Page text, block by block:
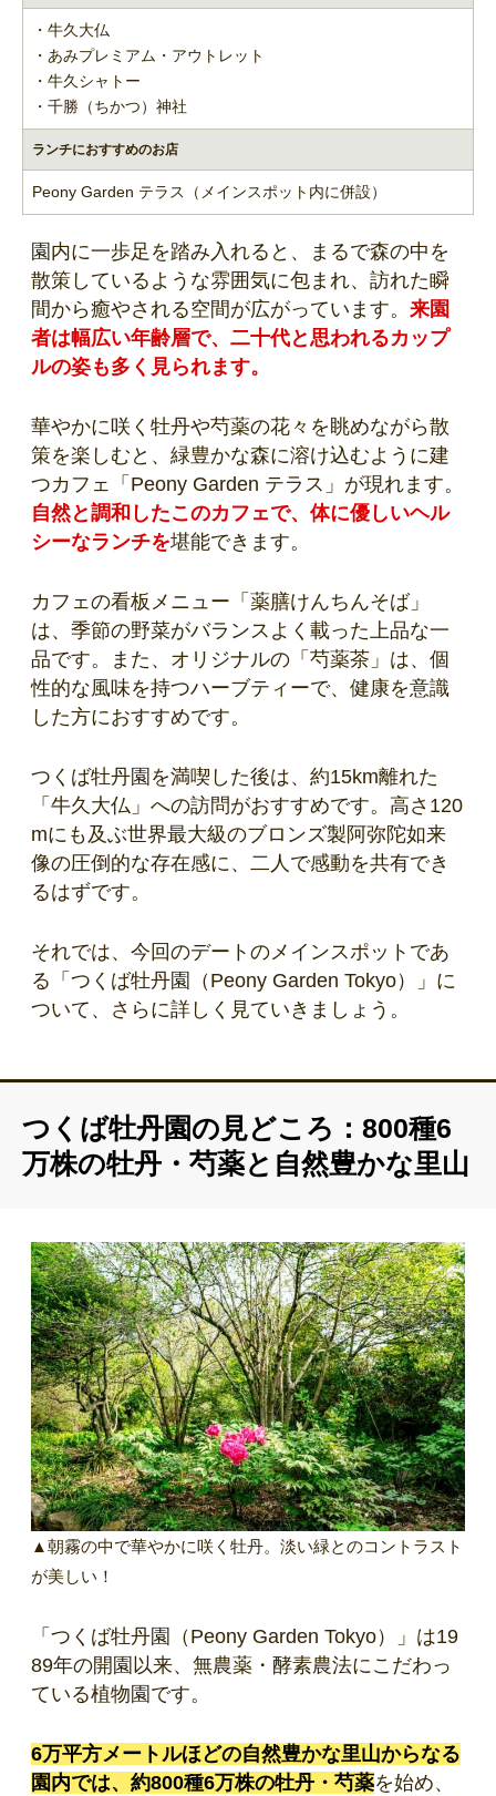
・牛久大仏
・あみプレミアム・アウトレット
・牛久シャトー
・千勝（ちかつ）神社
ランチにおすすめのお店
Peony Garden テラス（メインスポット内に併設）
園内に一歩足を踏み入れると、まるで森の中を
散策しているような雰囲気に包まれ、訪れた瞬
間から癒やされる空間が広がっています。 来園
者は幅広い年齢層で、二十代と思われるカップ
ルの姿も多く見られます。
華やかに咲く牡丹や芍薬の花々を眺めながら散
策を楽しむと、緑豊かな森に溶け込むように建
つカフェ「Peony Garden テラス」が現れます。
自然と調和したこのカフェで、体に優しいヘル
シーなランチを堪能できます。
カフェの看板メニュー「薬膳けんちんそば」
は、季節の野菜がバランスよく載った上品な一
品です。また、オリジナルの「芍薬茶」は、個
性的な風味を持つハーブティーで、健康を意識
した方におすすめです。
つくば牡丹園を満喫した後は、約15km離れた
「牛久大仏」への訪問がおすすめです。高さ120
mにも及ぶ世界最大級のブロンズ製阿弥陀如来
像の圧倒的な存在感に、二人で感動を共有でき
るはずです。
それでは、今回のデートのメインスポットであ
る「つくば牡丹園（Peony Garden Tokyo）」に
ついて、さらに詳しく見ていきましょう。
つくば牡丹園の見どころ：800種6
万株の牡丹・芍薬と自然豊かな里山
▲朝霧の中で華やかに咲く牡丹。淡い緑とのコントラスト
が美しい！
「つくば牡丹園（Peony Garden Tokyo）」は19
89年の開園以来、無農薬・酵素農法にこだわっ
ている植物園です。
6万平方メートルほどの自然豊かな里山からなる
園内では、約800種6万株の牡丹・芍薬を始め、